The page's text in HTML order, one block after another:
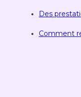
Des
Comment